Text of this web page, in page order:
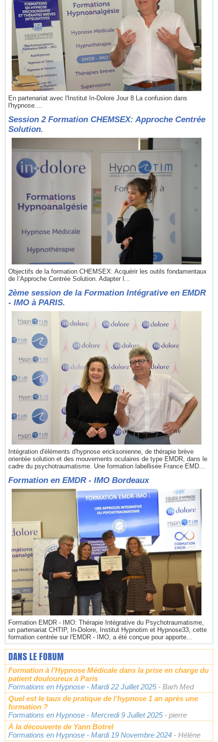
En partenariat avec l'Institut In-Dolore Jour 8 La confusion dans
l'hypnose....
Session 2 Formation CHEMSEX: Approche Centrée
Solution.
Objectifs de la formation CHEMSEX: Acquérir les outils fondamentaux
de l’Approche Centrée Solution. Adapter l...
2ème session de la Formation Intégrative en EMDR
- IMO à PARIS.
Intégration d'éléments d'hypnose ericksonienne, de thérapie brève
orientée solution et des mouvements oculaires de type EMDR, dans le
cadre du psychotraumatisme. Une formation labellisée France EMD...
Formation en EMDR - IMO Bordeaux
Formation EMDR - IMO: Thérapie Intégrative du Psychotraumatisme,
un partenariat CHTIP, In-Dolore, Institut Hypnotim et Hypnose33, cette
formation centrée sur l'EMDR - IMO, a été conçue pour apporte...
DANS LE FORUM
Formation à l’Hypnose Médicale dans la prise en charge du
patient douloureux à Paris
Formations en Hypnose - Mardi 22 Juillet 2025 - Barh Med
Quel est le taux de pratique de l’hypnose 1 an après une
formation ?
Formations en Hypnose - Mercredi 9 Juillet 2025 - pierre
À la découverte de Yann Botrel
Formations en Hypnose - Mardi 19 Novembre 2024 - Hélène